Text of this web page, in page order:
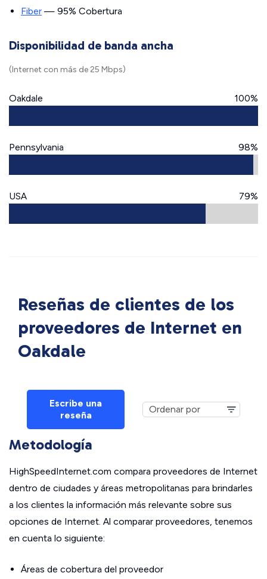
Fiber — 95% Cobertura
Disponibilidad de banda ancha
(Internet con más de 25 Mbps)
Oakdale 100%
Pennsylvania 98%
USA 79%
Reseñas de clientes de los
proveedores de Internet en
Oakdale
Escribe una
reseña
Metodología
HighSpeedInternet.com compara proveedores de Internet
dentro de ciudades y áreas metropolitanas para brindarles
a los clientes la información más relevante sobre sus
opciones de Internet. Al comparar proveedores, tenemos
en cuenta lo siguiente:
Áreas de cobertura del proveedor